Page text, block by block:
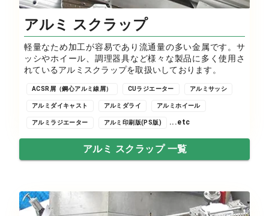
アルミ スクラップ
軽量なため加工が容易であり流通量の多い金属です。サ
ッシやホイール、調理器具など様々な製品に多く使用さ
れているアルミスクラップを取扱いしております。
ACSR屑（鋼心アルミ線屑） CUラジエーター アルミサッシ
アルミダイキャスト アルミダライ アルミホイール
アルミラジエーター アルミ印刷版(PS版) ...etc
アルミ スクラップ 一覧